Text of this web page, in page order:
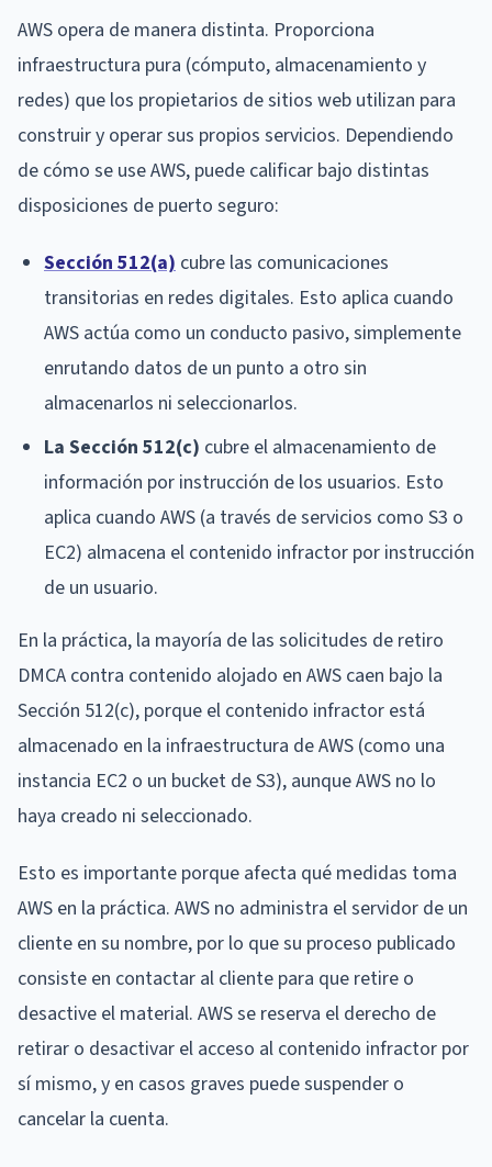
AWS opera de manera distinta. Proporciona
infraestructura pura (cómputo, almacenamiento y
redes) que los propietarios de sitios web utilizan para
construir y operar sus propios servicios. Dependiendo
de cómo se use AWS, puede calificar bajo distintas
disposiciones de puerto seguro:
Sección 512(a) cubre las comunicaciones
transitorias en redes digitales. Esto aplica cuando
AWS actúa como un conducto pasivo, simplemente
enrutando datos de un punto a otro sin
almacenarlos ni seleccionarlos.
La Sección 512(c) cubre el almacenamiento de
información por instrucción de los usuarios. Esto
aplica cuando AWS (a través de servicios como S3 o
EC2) almacena el contenido infractor por instrucción
de un usuario.
En la práctica, la mayoría de las solicitudes de retiro
DMCA contra contenido alojado en AWS caen bajo la
Sección 512(c), porque el contenido infractor está
almacenado en la infraestructura de AWS (como una
instancia EC2 o un bucket de S3), aunque AWS no lo
haya creado ni seleccionado.
Esto es importante porque afecta qué medidas toma
AWS en la práctica. AWS no administra el servidor de un
cliente en su nombre, por lo que su proceso publicado
consiste en contactar al cliente para que retire o
desactive el material. AWS se reserva el derecho de
retirar o desactivar el acceso al contenido infractor por
sí mismo, y en casos graves puede suspender o
cancelar la cuenta.